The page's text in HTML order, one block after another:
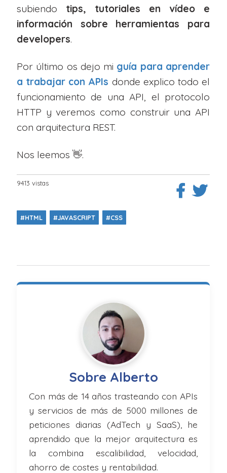
subiendo tips, tutoriales en vídeo e
información sobre herramientas para
developers.
Por último os dejo mi guía para aprender
a trabajar con APIs donde explico todo el
funcionamiento de una API, el protocolo
HTTP y veremos como construir una API
con arquitectura REST.
Nos leemos 👋.
9413 vistas
#HTML #JAVASCRIPT #CSS
Sobre Alberto
Con más de 14 años trasteando con APIs
y servicios de más de 5000 millones de
peticiones diarias (AdTech y SaaS), he
aprendido que la mejor arquitectura es
la combina escalibilidad, velocidad,
ahorro de costes y rentabilidad.